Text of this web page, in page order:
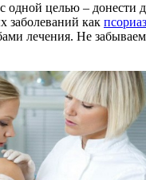
с одной целью –
заболеваний как псориаз
лечения. Не